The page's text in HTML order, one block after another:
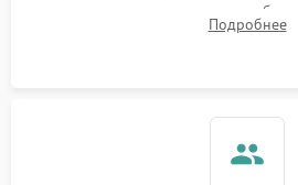
аккумулятора и тестирование
Оценка работы лидара, бампера и
Подробнее